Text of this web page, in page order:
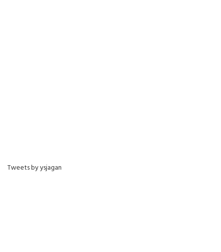
Tweets by ysjagan